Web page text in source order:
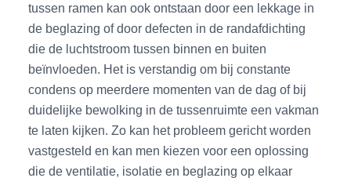
tussen ramen kan ook ontstaan door een lekkage in
de beglazing of door defecten in de randafdichting
die de luchtstroom tussen binnen en buiten
beïnvloeden. Het is verstandig om bij constante
condens op meerdere momenten van de dag of bij
duidelijke bewolking in de tussenruimte een vakman
te laten kijken. Zo kan het probleem gericht worden
vastgesteld en kan men kiezen voor een oplossing
die de ventilatie, isolatie en beglazing op elkaar